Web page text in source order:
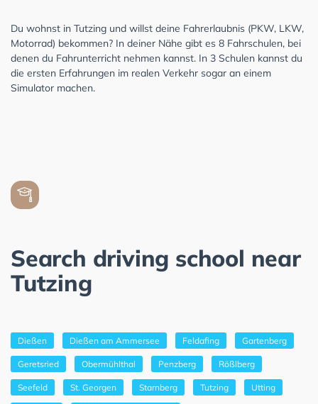
Du wohnst in Tutzing und willst deine Fahrerlaubnis (PKW, LKW,
Motorrad) bekommen? In deiner Nähe gibt es 8 Fahrschulen, bei
denen du Fahrunterricht nehmen kannst. In 3 Schulen kannst du
die ersten Erfahrungen im realen Verkehr sogar an einem
Simulator machen.
Search driving school near
Tutzing
Dießen Dießen am Ammersee Feldafing Gartenberg
Geretsried Obermühlthal Penzberg Rößlberg
Seefeld St. Georgen Starnberg Tutzing Utting